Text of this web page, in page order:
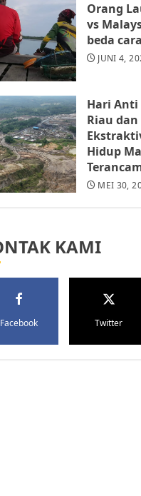
Tim
Batam
Rempang
Orang
vs
beda
JUNI 4,
Hari Anti
Riau
Hidup
MEI 30,
KAMI
Facebook Twitter